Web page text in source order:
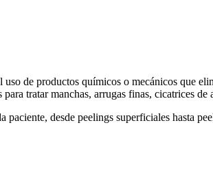
de productos químicos o mecánicos que
tratar manchas, arrugas finas, cicatrices
desde peelings superficiales hasta